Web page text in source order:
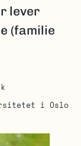
lever
(familie
i Oslo